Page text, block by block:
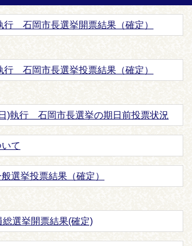
行 石岡市長選挙開票結果（確定）
行 石岡市長選挙投票結果（確定）
)執行 石岡市長選挙の期日前投票状況
て
選挙投票結果（確定）
選挙開票結果(確定)